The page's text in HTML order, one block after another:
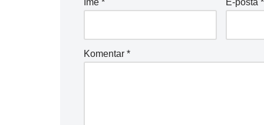
Ime * E-pošta*
Komentar *